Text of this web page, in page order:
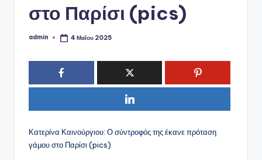
στο Παρίσι (pics)
Συγγραφέας:
admin 4 Μαΐου 2025
Κατερίνα Καινούργιου: Ο σύντροφός της έκανε πρόταση
γάμου στο Παρίσι (pics)